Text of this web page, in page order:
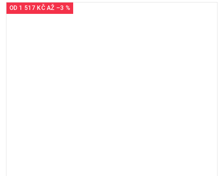
OD 1 517 KČAŽ –3 %